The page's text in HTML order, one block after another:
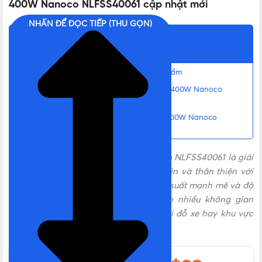
NHIỆT ĐỘ MÀU
CHỈ SỐ HOÀN MÀU
Kính cường lực (Mặt đèn), Nhôm đúc
(thân đèn), Poly Crystalline (Tấm pin)
400W Nanoco NLFSS40061 cập nhật mới
Nội dung chính
Nguyên lý hoạt động cơ bản của sản phẩm
Đặc điểm của Đèn năng lượng mặt trời 400W Nanoco
Liên hệ mua Đèn năng lượng mặt trời 400W Nanoco
Nanoco NLFSS40061 là giải
pháp chiếu sáng hiệu quả, tiết kiệm điện và thân thiện với
môi trường. Với thiết kế hiện đại, công suất mạnh mẽ và độ
bền cao, sản phẩm này phù hợp cho nhiều không gian
ngoài trời như sân vườn, đường đi, bãi đỗ xe hay khu vực
công cộng.
NHẤN ĐỂ ĐỌC TIẾP (THU GỌN)